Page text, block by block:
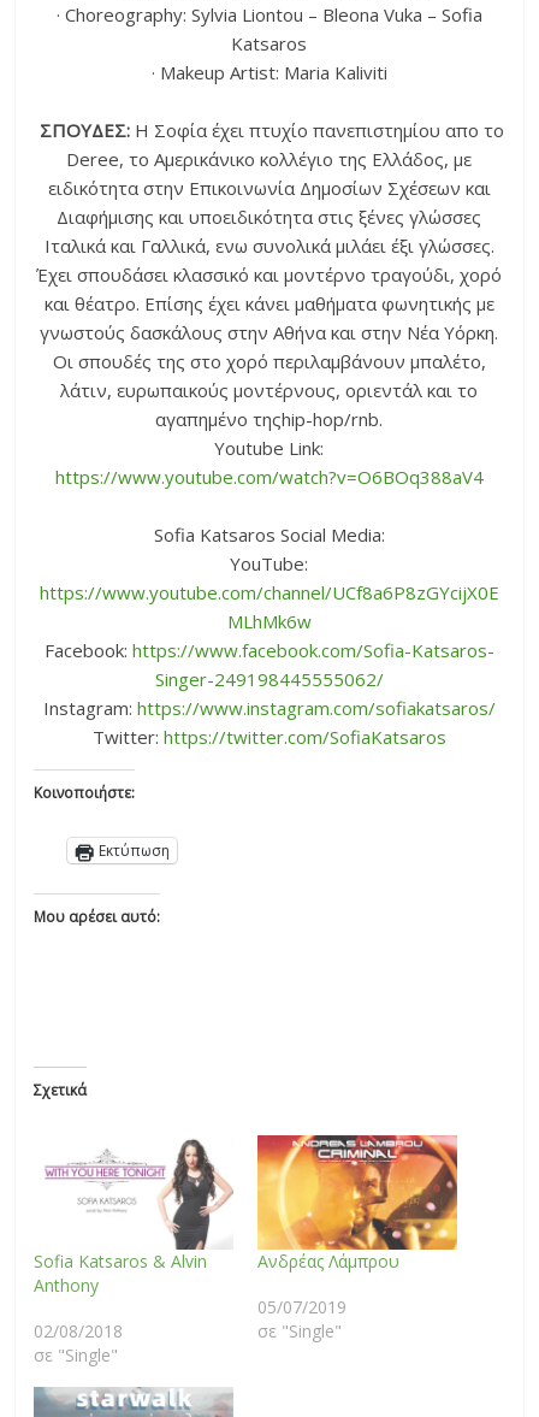
· Choreography: Sylvia Liontou – Bleona Vuka – Sofia
Katsaros
· Makeup Artist: Maria Kaliviti
ΣΠΟΥΔΕΣ:Η Σοφία έχει πτυχίο πανεπιστημίου απο το
Deree, το Αμερικάνικο κολλέγιο της Ελλάδος, με
ειδικότητα στην Επικοινωνία Δημοσίων Σχέσεων και
Διαφήμισης και υποειδικότητα στις ξένες γλώσσες
Ιταλικά και Γαλλικά, ενω συνολικά μιλάει έξι γλώσσες.
Έχει σπουδάσει κλασσικό και μοντέρνο τραγούδι, χορό
και θέατρο. Επίσης έχει κάνει μαθήματα φωνητικής με
γνωστούς δασκάλους στην Αθήνα και στην Νέα Υόρκη.
Οι σπουδές της στο χορό περιλαμβάνουν μπαλέτο,
λάτιν, ευρωπαικούς μοντέρνους, οριεντάλ και το
αγαπημένο τηςhip-hop/rnb.
Youtube Link:
https://www.youtube.com/watch?v=O6BOq388aV4
Sofia Katsaros Social Media:
YouTube:
https://www.youtube.com/channel/UCf8a6P8zGYcijX0E
MLhMk6w
Facebook: https://www.facebook.com/Sofia-Katsaros-
Singer-249198445555062/
Instagram: https://www.instagram.com/sofiakatsaros/
Twitter: https://twitter.com/SofiaKatsaros
Κοινοποιήστε:
Εκτύπωση
Μου αρέσει αυτό:
Σχετικά
Sofia Katsaros & Alvin
Anthony
02/08/2018
σε "Single"
Ανδρέας Λάμπρου
05/07/2019
σε "Single"